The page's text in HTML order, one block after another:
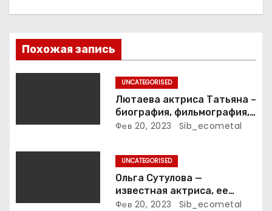
п
о
з
п
и
я
Похожая запись
UNCATEGORISED
Лютаева актриса Татьяна –
биография, фильмография,
достижения
Фев 20, 2023 Sib_ecometal
UNCATEGORISED
Ольга Сутулова —
известная актриса, ее
биография, достижения и
Фев 20, 2023 Sib_ecometal